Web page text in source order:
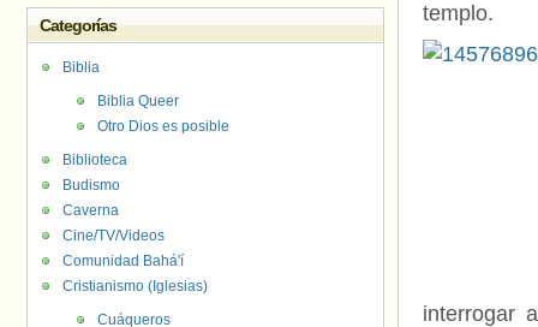
templo.
interrogar
Categorías
Biblia
Biblia Queer
Otro Dios es posible
Biblioteca
Budismo
Caverna
Cine/TV/Videos
Comunidad Bahá'í
Cristianismo (Iglesias)
Cuáqueros